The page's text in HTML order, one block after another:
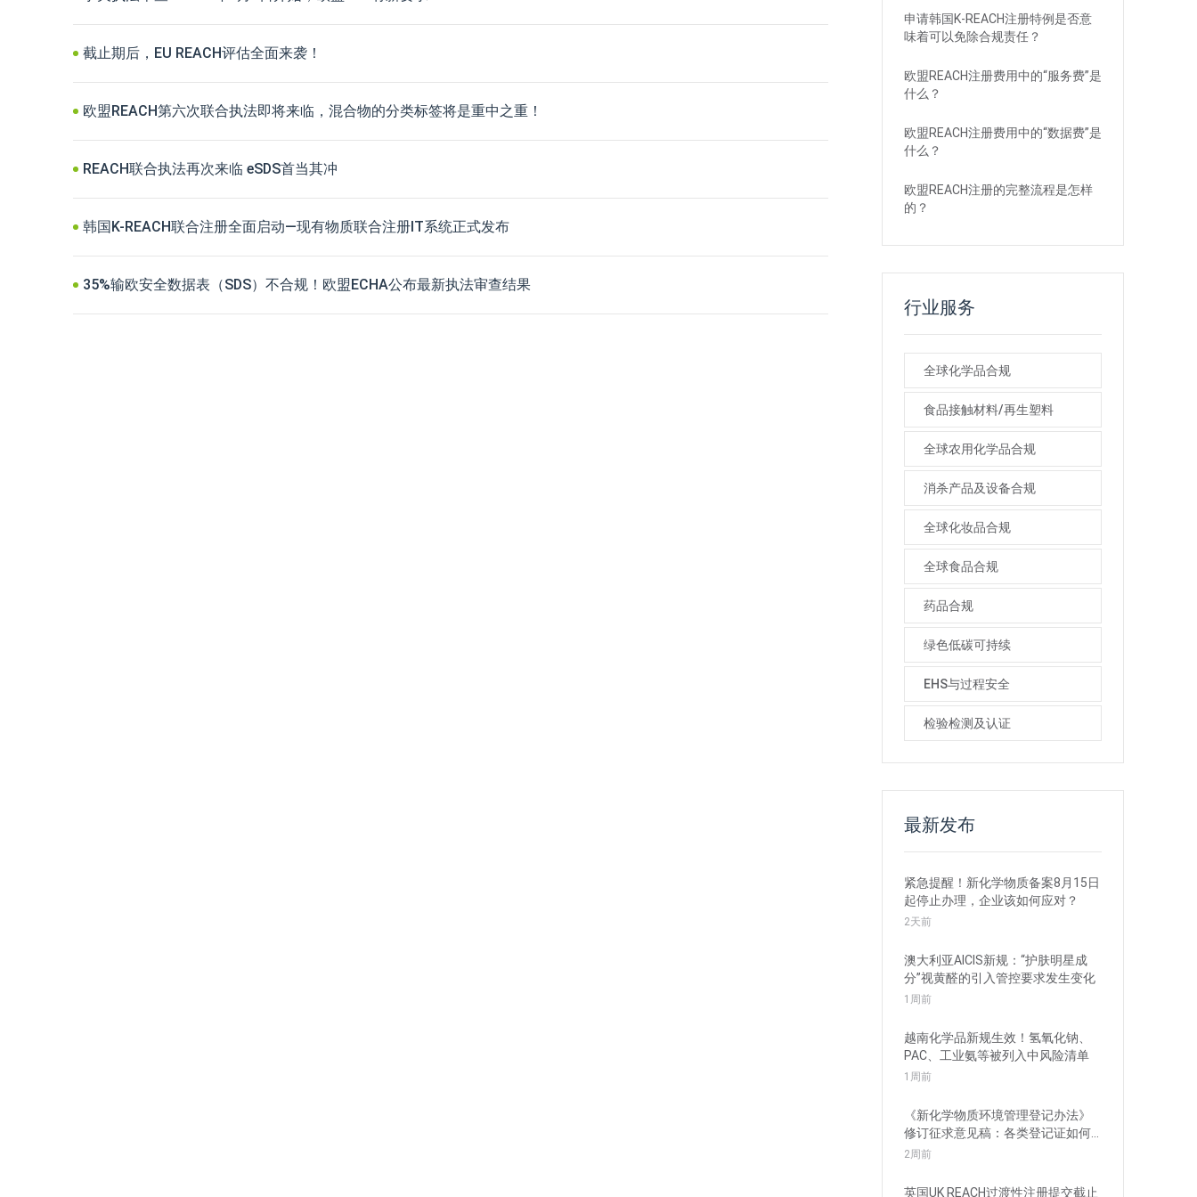
截止期后，EU REACH评估全面来袭！
欧盟REACH第六次联合执法即将来临，混合物的分类标签将是重中之重！
REACH联合执法再次来临 eSDS首当其冲
韩国K-REACH联合注册全面启动—现有物质联合注册IT系统正式发布
35%输欧安全数据表（SDS）不合规！欧盟ECHA公布最新执法审查结果
申请韩国K-REACH注册特例是否意
味着可以免除合规责任？
欧盟REACH注册费用中的“服务费”是
什么？
欧盟REACH注册费用中的“数据费”是
什么？
欧盟REACH注册的完整流程是怎样
的？
行业服务
全球化学品合规
食品接触材料/再生塑料
全球农用化学品合规
消杀产品及设备合规
全球化妆品合规
全球食品合规
药品合规
绿色低碳可持续
EHS与过程安全
检验检测及认证
最新发布
紧急提醒！新化学物质备案8月15日
起停止办理，企业该如何应对？
2天前
澳大利亚AICIS新规：“护肤明星成
分”视黄醛的引入管控要求发生变化
1周前
越南化学品新规生效！氢氧化钠、
PAC、工业氨等被列入中风险清单
1周前
《新化学物质环境管理登记办法》
修订征求意见稿：各类登记证如何
衔接？
2周前
英国UK REACH过渡性注册提交截止